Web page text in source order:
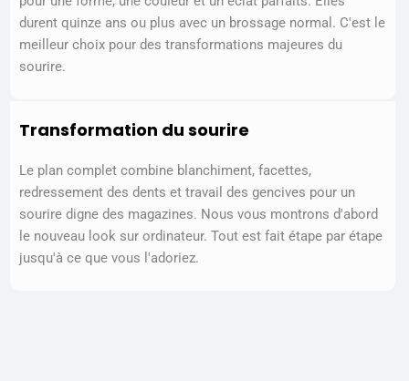
durent quinze ans ou plus avec un brossage normal. C'est le
meilleur choix pour des transformations majeures du
sourire.
Transformation du sourire
Le plan complet combine blanchiment, facettes,
redressement des dents et travail des gencives pour un
sourire digne des magazines. Nous vous montrons d'abord
le nouveau look sur ordinateur. Tout est fait étape par étape
jusqu'à ce que vous l'adoriez.